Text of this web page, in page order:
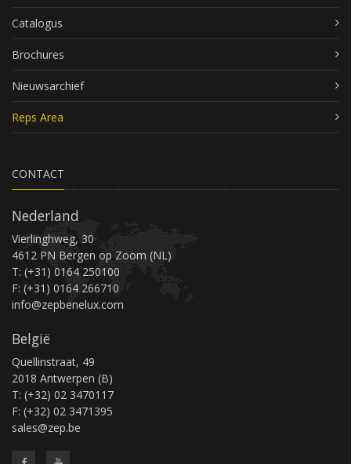
Catalogus
Brochures
Nieuwsarchief
Reps Area
CONTACT
Nederland
Vierlinghweg, 30
4612 PN Bergen op Zoom (NL)
T: (+31) 0164 250100
F: (+31) 0164 266710
info@zepbenelux.com
België
Quellinstraat, 49
2018 Antwerpen (B)
T: (+32) 02 3470117
F: (+32) 02 3471395
sales@zep.be